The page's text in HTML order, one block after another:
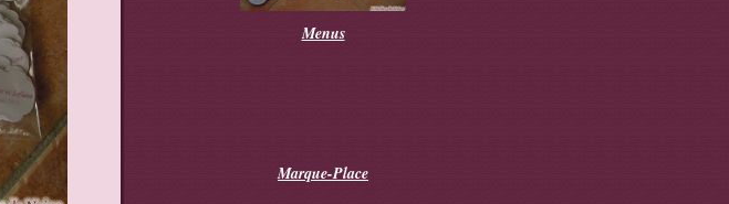
Menus
Marque-Place